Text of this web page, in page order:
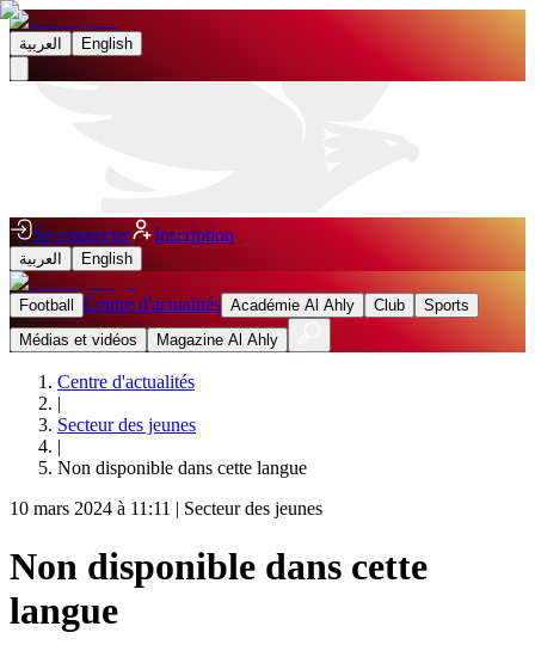
العربية English
Se connecter Inscription
العربية English
Football Centre d'actualités Académie Al Ahly Club
Sports
Médias et vidéos
Magazine Al Ahly
Centre d'actualités
|
Secteur des jeunes
|
Non disponible dans cette langue
10 mars 2024 à 11:11 | Secteur des jeunes
Non disponible dans cette
langue